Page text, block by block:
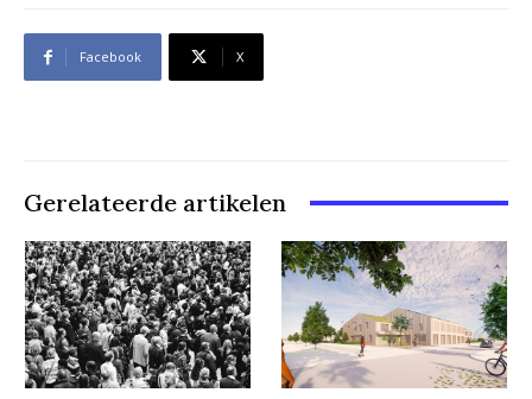
Facebook X
Gerelateerde artikelen